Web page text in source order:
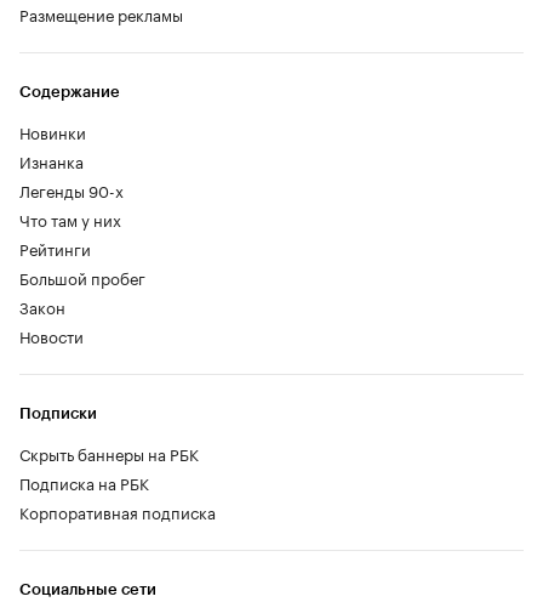
Размещение рекламы
Содержание
Новинки
Изнанка
Легенды 90-х
Что там у них
Рейтинги
Большой пробег
Закон
Новости
Социальные сети
Подписки
Скрыть баннеры на РБК
Подписка на РБК
Корпоративная подписка